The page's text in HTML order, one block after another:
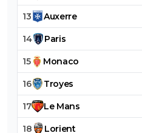
13 Auxerre
14 Paris
15 Monaco
16 Troyes
17 Le Mans
18 Lorient